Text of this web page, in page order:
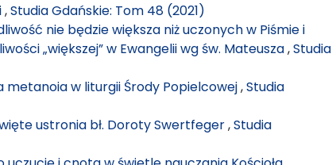
,Studia Gdańskie: Tom 48 (2021)
nie będzie większa niż uczonych w Piśmie i
„większej” w Ewangelii wg św. Mateusza,Studia
metanoia w liturgii Środy Popielcowej,Studia
ustronia bł. Doroty Swertfeger,Studia